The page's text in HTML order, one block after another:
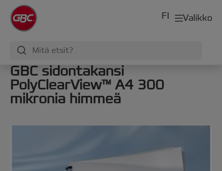
Valikko
FI
GBC sidontakansi
PolyClearView™ A4 300
mikronia himmeä